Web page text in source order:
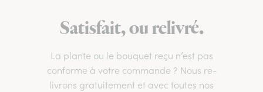
Satisfait, ou relivré.
La plante ou le bouquet reçu n’est pas
conforme à votre commande ? Nous re-
livrons gratuitement et avec toutes nos